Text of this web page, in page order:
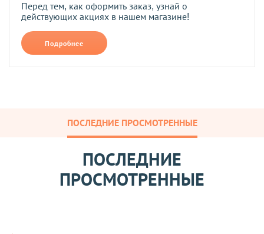
Перед тем, как оформить заказ, узнай о
действующих акциях в нашем магазине!
Подробнее
ПОСЛЕДНИЕ ПРОСМОТРЕННЫЕ
ПОСЛЕДНИЕ
ПРОСМОТРЕННЫЕ